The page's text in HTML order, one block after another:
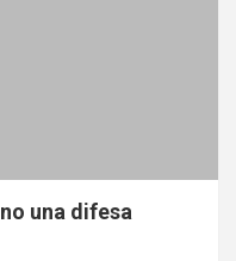
una difesa